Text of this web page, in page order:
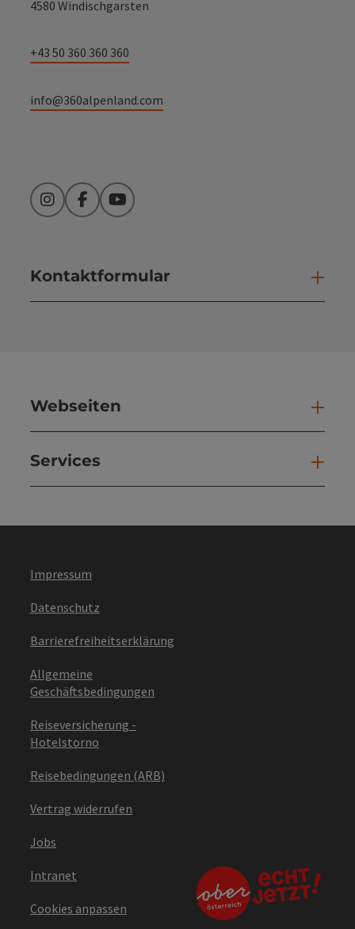
4580 Windischgarsten
+43 50 360 360 360
info@360alpenland.com
InstagramFacebookYouTube
Kontaktformular
Webseiten
Services
Impressum
Datenschutz
Barrierefreiheitserklärung
Allgemeine
Geschäftsbedingungen
Reiseversicherung -
Hotelstorno
Reisebedingungen (ARB)
Vertrag widerrufen
Jobs
Intranet
Cookies anpassen